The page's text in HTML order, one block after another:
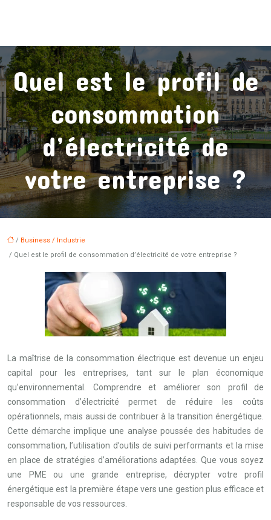
Quel est le profil de
consommation
d’électricité de
votre entreprise ?
/ Business / Industrie
/ Quel est le profil de consommation d’électricité de votre entreprise ?
La maîtrise de la consommation électrique est devenue un enjeu
capital pour les entreprises, tant sur le plan économique
qu’environnemental. Comprendre et améliorer son profil de
consommation d’électricité permet de réduire les coûts
opérationnels, mais aussi de contribuer à la transition énergétique.
Cette démarche implique une analyse poussée des habitudes de
consommation, l’utilisation d’outils de suivi performants et la mise
en place de stratégies d’améliorations adaptées. Que vous soyez
une PME ou une grande entreprise, décrypter votre profil
énergétique est la première étape vers une gestion plus efficace et
responsable de vos ressources.